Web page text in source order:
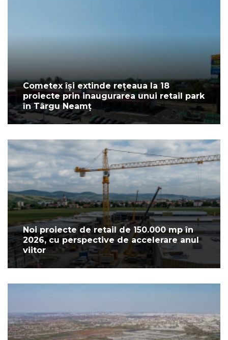
Cometex își extinde rețeaua la 18
proiecte prin inaugurarea unui retail park
în Târgu Neamț
Noi proiecte de retail de 150.000 mp în
2026, cu perspective de accelerare anul
viitor